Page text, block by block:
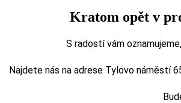
Kratom opět v
S radostí vám
Najdete nás na adrese Tylovo náměstí